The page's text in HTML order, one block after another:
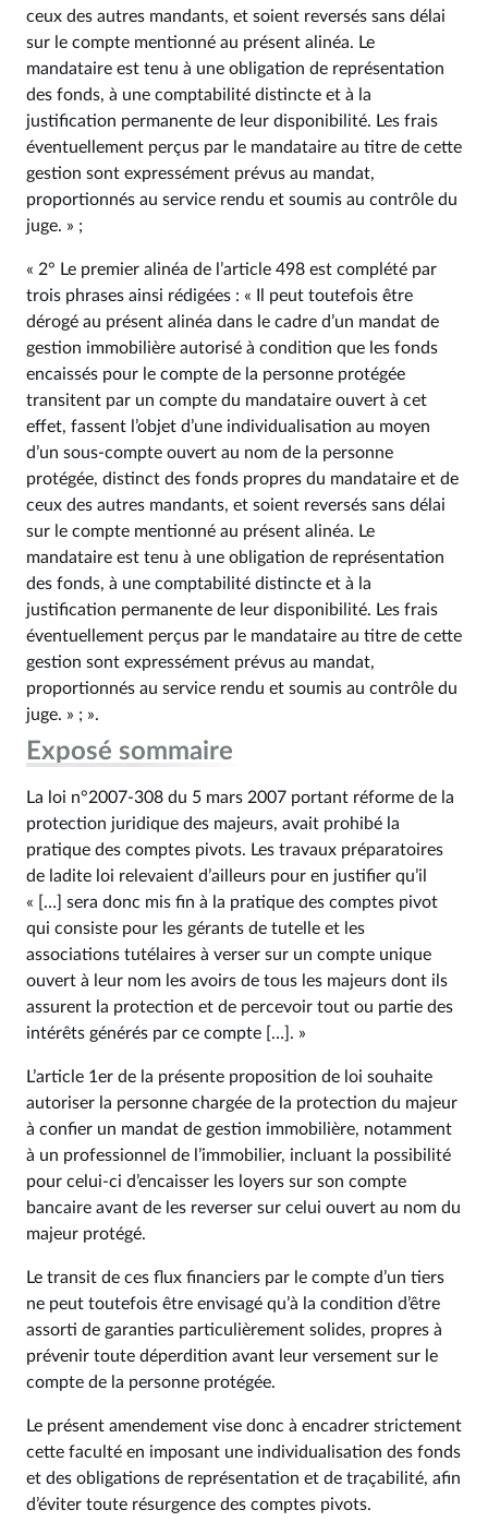
ceux des autres mandants, et soient reversés sans délai
sur le compte mentionné au présent alinéa. Le
mandataire est tenu à une obligation de représentation
des fonds, à une comptabilité distincte et à la
justification permanente de leur disponibilité. Les frais
éventuellement perçus par le mandataire au titre de cette
gestion sont expressément prévus au mandat,
proportionnés au service rendu et soumis au contrôle du
juge. » ;
« 2° Le premier alinéa de l’article 498 est complété par
trois phrases ainsi rédigées : « Il peut toutefois être
dérogé au présent alinéa dans le cadre d’un mandat de
gestion immobilière autorisé à condition que les fonds
encaissés pour le compte de la personne protégée
transitent par un compte du mandataire ouvert à cet
effet, fassent l’objet d’une individualisation au moyen
d’un sous-compte ouvert au nom de la personne
protégée, distinct des fonds propres du mandataire et de
ceux des autres mandants, et soient reversés sans délai
sur le compte mentionné au présent alinéa. Le
mandataire est tenu à une obligation de représentation
des fonds, à une comptabilité distincte et à la
justification permanente de leur disponibilité. Les frais
éventuellement perçus par le mandataire au titre de cette
gestion sont expressément prévus au mandat,
proportionnés au service rendu et soumis au contrôle du
juge. » ; ».
Exposé sommaire
La loi n°2007-308 du 5 mars 2007 portant réforme de la
protection juridique des majeurs, avait prohibé la
pratique des comptes pivots. Les travaux préparatoires
de ladite loi relevaient d’ailleurs pour en justifier qu’il
« […] sera donc mis fin à la pratique des comptes pivot
qui consiste pour les gérants de tutelle et les
associations tutélaires à verser sur un compte unique
ouvert à leur nom les avoirs de tous les majeurs dont ils
assurent la protection et de percevoir tout ou partie des
intérêts générés par ce compte […]. »
L’article 1er de la présente proposition de loi souhaite
autoriser la personne chargée de la protection du majeur
à confier un mandat de gestion immobilière, notamment
à un professionnel de l’immobilier, incluant la possibilité
pour celui-ci d’encaisser les loyers sur son compte
bancaire avant de les reverser sur celui ouvert au nom du
majeur protégé.
Le transit de ces flux financiers par le compte d’un tiers
ne peut toutefois être envisagé qu’à la condition d’être
assorti de garanties particulièrement solides, propres à
prévenir toute déperdition avant leur versement sur le
compte de la personne protégée.
Le présent amendement vise donc à encadrer strictement
cette faculté en imposant une individualisation des fonds
et des obligations de représentation et de traçabilité, afin
d’éviter toute résurgence des comptes pivots.